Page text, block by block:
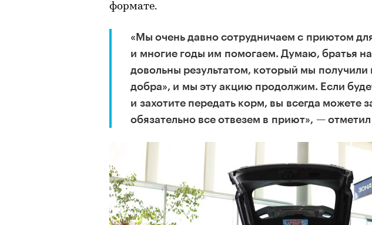
формате.
«Мы очень давно сотрудничаем с приютом
и многие годы им помогаем. Думаю, братья
довольны результатом, который мы получили
добра», и мы эту акцию продолжим. Если
и захотите передать корм, вы всегда можете
обязательно все отвезем в приют», —